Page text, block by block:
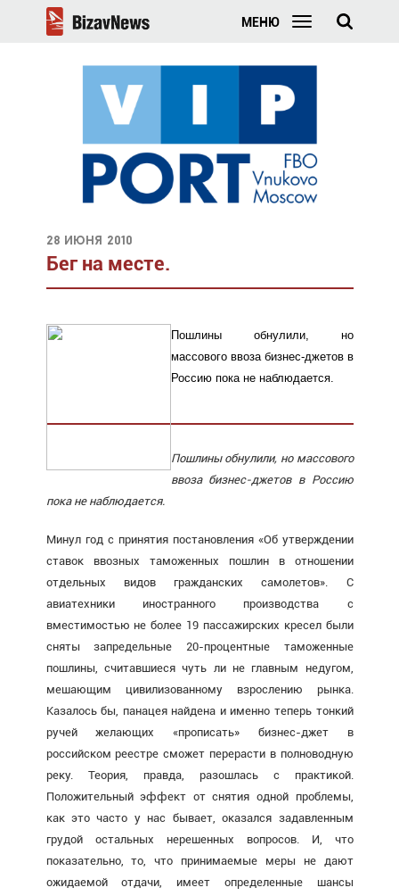
МЕНЮ
28 июня 2010
Бег на месте.
Пошлины обнулили, но
массового ввоза бизнес-джетов в
Россию пока не наблюдается.
Пошлины обнулили, но массового
ввоза бизнес-джетов в Россию
пока не наблюдается.
Минул год с принятия постановления «Об утверждении
ставок ввозных таможенных пошлин в отношении
отдельных видов гражданских самолетов». С
авиатехники иностранного производства с
вместимостью не более 19 пассажирских кресел были
сняты запредельные 20-процентные таможенные
пошлины, считавшиеся чуть ли не главным недугом,
мешающим цивилизованному взрослению рынка.
Казалось бы, панацея найдена и именно теперь тонкий
ручей желающих «прописать» бизнес-джет в
российском реестре сможет перерасти в полноводную
реку. Теория, правда, разошлась с практикой.
Положительный эффект от снятия одной проблемы,
как это часто у нас бывает, оказался задавленным
грудой остальных нерешенных вопросов. И, что
показательно, то, что принимаемые меры не дают
ожидаемой отдачи, имеет определенные шансы